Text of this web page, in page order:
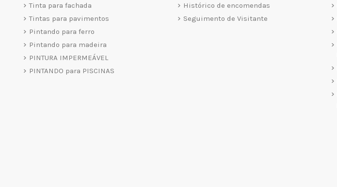
Tinta para fachada
Tintas para pavimentos
Pintando para ferro
Pintando para madeira
PINTURA IMPERMEÁVEL
PINTANDO para PISCINAS
Histórico de encomendas
Seguimento de Visitante